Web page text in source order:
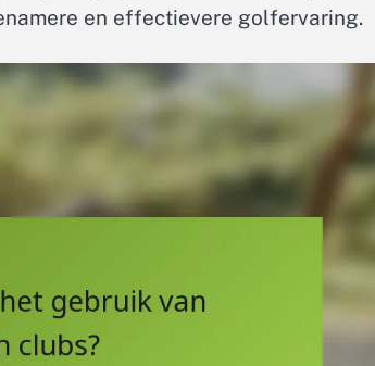
en effectievere golfervaring.